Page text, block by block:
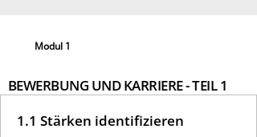
Modul 1
BEWERBUNG UND KARRIERE - TEIL 1
1.1 Stärken identifizieren